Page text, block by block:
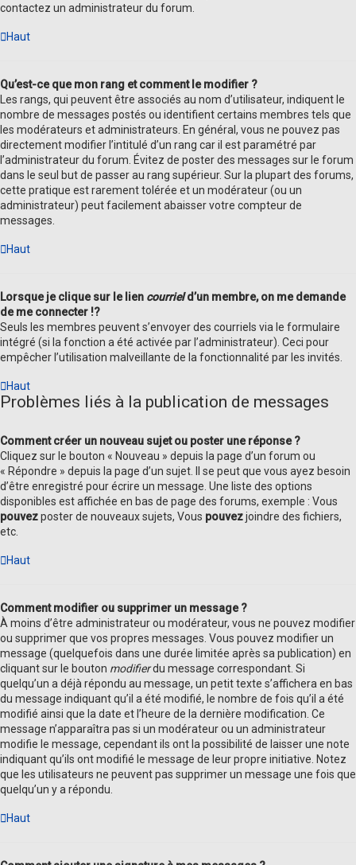
contactez un administrateur du forum.
Haut
Qu’est-ce que mon rang et comment le modifier ?
Les rangs, qui peuvent être associés au nom d’utilisateur, indiquent le
nombre de messages postés ou identifient certains membres tels que
les modérateurs et administrateurs. En général, vous ne pouvez pas
directement modifier l’intitulé d’un rang car il est paramétré par
l’administrateur du forum. Évitez de poster des messages sur le forum
dans le seul but de passer au rang supérieur. Sur la plupart des forums,
cette pratique est rarement tolérée et un modérateur (ou un
administrateur) peut facilement abaisser votre compteur de
messages.
Haut
Lorsque je clique sur le lien courrield’un membre, on me demande
de me connecter !?
Seuls les membres peuvent s’envoyer des courriels via le formulaire
intégré (si la fonction a été activée par l’administrateur). Ceci pour
empêcher l’utilisation malveillante de la fonctionnalité par les invités.
Haut
Problèmes liés à la publication de messages
Comment créer un nouveau sujet ou poster une réponse ?
Cliquez sur le bouton « Nouveau » depuis la page d’un forum ou
« Répondre » depuis la page d’un sujet. Il se peut que vous ayez besoin
d’être enregistré pour écrire un message. Une liste des options
disponibles est affichée en bas de page des forums, exemple : Vous
pouvezposter de nouveaux sujets, Vous pouvezjoindre des fichiers,
etc.
Haut
Comment modifier ou supprimer un message ?
À moins d’être administrateur ou modérateur, vous ne pouvez modifier
ou supprimer que vos propres messages. Vous pouvez modifier un
message (quelquefois dans une durée limitée après sa publication) en
cliquant sur le bouton modifierdu message correspondant. Si
quelqu’un a déjà répondu au message, un petit texte s’affichera en bas
du message indiquant qu’il a été modifié, le nombre de fois qu’il a été
modifié ainsi que la date et l’heure de la dernière modification. Ce
message n’apparaîtra pas si un modérateur ou un administrateur
modifie le message, cependant ils ont la possibilité de laisser une note
indiquant qu’ils ont modifié le message de leur propre initiative. Notez
que les utilisateurs ne peuvent pas supprimer un message une fois que
quelqu’un y a répondu.
Haut